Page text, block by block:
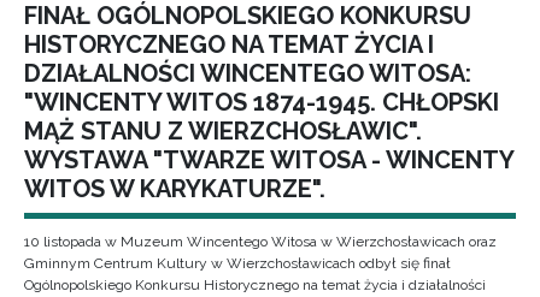
FINAŁ OGÓLNOPOLSKIEGO KONKURSU
HISTORYCZNEGO NA TEMAT ŻYCIA I
DZIAŁALNOŚCI WINCENTEGO WITOSA:
"WINCENTY WITOS 1874-1945. CHŁOPSKI
MĄŻ STANU Z WIERZCHOSŁAWIC".
WYSTAWA "TWARZE WITOSA - WINCENTY
WITOS W KARYKATURZE".
10 listopada w Muzeum Wincentego Witosa w Wierzchosławicach oraz
Gminnym Centrum Kultury w Wierzchosławicach odbył się finał
Ogólnopolskiego Konkursu Historycznego na temat życia i działalności